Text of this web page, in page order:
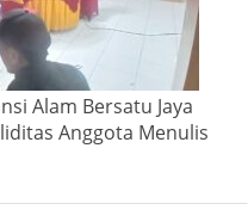
Alam Bersatu Jaya
Anggota Menulis